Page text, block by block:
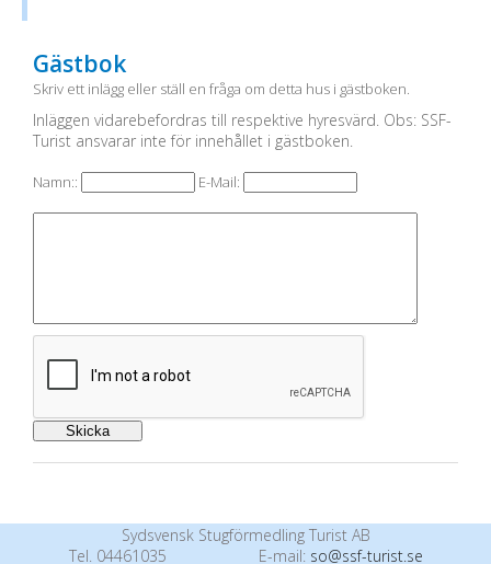
Gästbok
Skriv ett inlägg eller ställ en fråga om detta hus i gästboken.
Inläggen vidarebefordras till respektive hyresvärd. Obs: SSF-
Turist ansvarar inte för innehållet i gästboken.
Namn:: E-Mail:
Sydsvensk Stugförmedling Turist AB
Tel. 04461035
E-mail: so@ssf-turist.se